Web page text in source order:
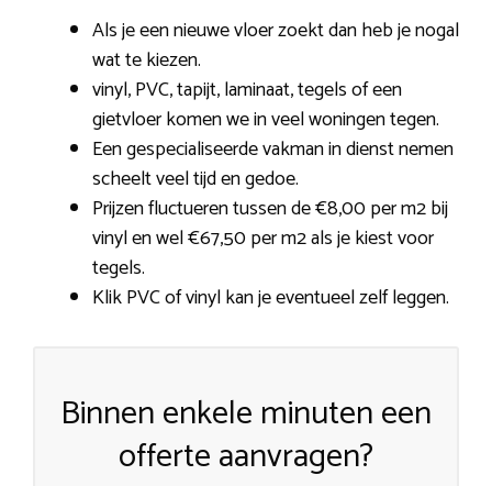
Als je een nieuwe vloer zoekt dan heb je nogal
wat te kiezen.
vinyl, PVC, tapijt, laminaat, tegels of een
gietvloer komen we in veel woningen tegen.
Een gespecialiseerde vakman in dienst nemen
scheelt veel tijd en gedoe.
Prijzen fluctueren tussen de €8,00 per m2 bij
vinyl en wel €67,50 per m2 als je kiest voor
tegels.
Klik PVC of vinyl kan je eventueel zelf leggen.
Binnen enkele minuten een
offerte aanvragen?